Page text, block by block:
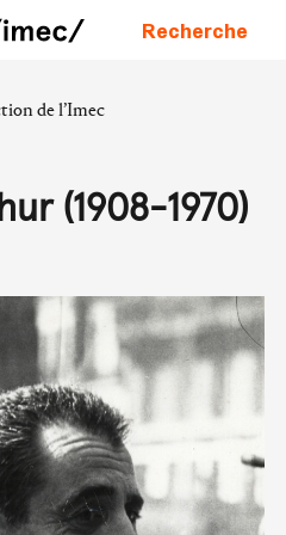
Recherche
de l’Imec
(1908-1970)